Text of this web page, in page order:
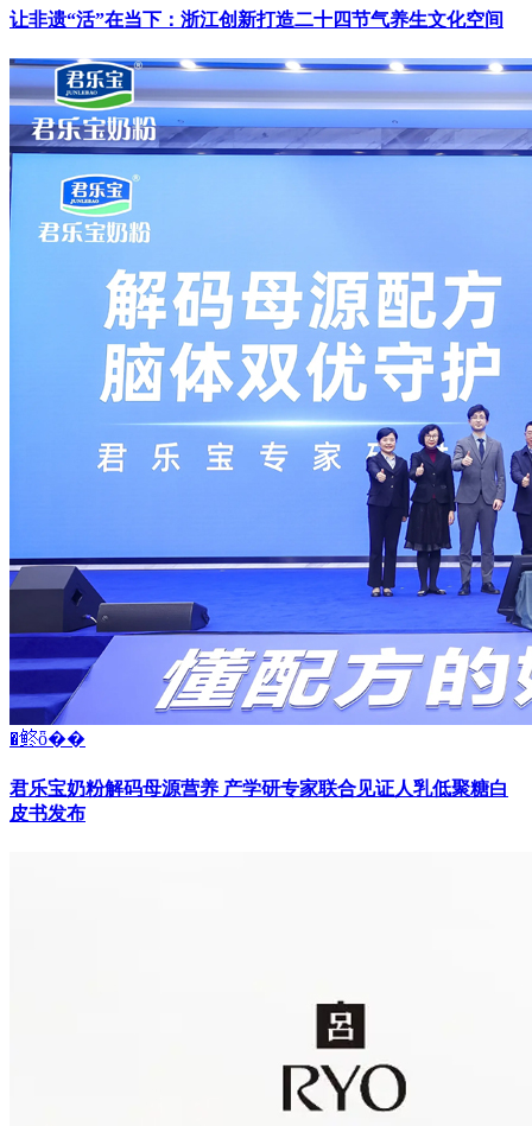
让非遗“活”在当下：浙江创新打造二十四节气养生文化空间
�鿴ȫ��
君乐宝奶粉解码母源营养 产学研专家联合见证人乳低聚糖白
皮书发布